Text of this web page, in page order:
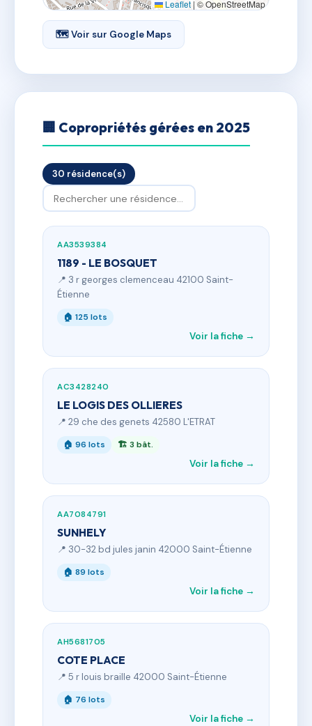
Leaflet | © OpenStreetMap
🗺 Voir sur Google Maps
🏢 Copropriétés gérées en 2025
30 résidence(s)
AA3539384
1189 - LE BOSQUET
📍 3 r georges clemenceau 42100 Saint-
Étienne
🏠 125 lots
Voir la fiche →
AC3428240
LE LOGIS DES OLLIERES
📍 29 che des genets 42580 L'ETRAT
🏠 96 lots 🏗 3 bât.
Voir la fiche →
AA7084791
SUNHELY
📍 30-32 bd jules janin 42000 Saint-Étienne
🏠 89 lots
Voir la fiche →
AH5681705
COTE PLACE
📍 5 r louis braille 42000 Saint-Étienne
🏠 76 lots
Voir la fiche →